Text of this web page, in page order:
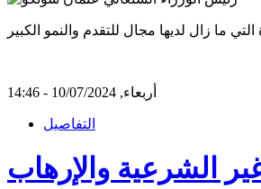
أربعاء, 10/07/2024 - 14:46
التفاصيل
الشرعية والإرهاب